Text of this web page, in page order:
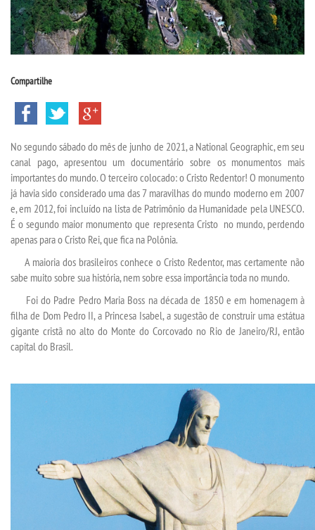
TECNOLÓGICOS
INSCREVA-SE
SEGUNDA GRADUAÇÃO
MATRÍCULA
PUBLICAÇÕES
CERTIFICADOS
Compartilhe
No segundo sábado do mês de junho de 2021, a National Geographic, em seu
canal pago, apresentou um documentário sobre os monumentos mais
importantes do mundo. O terceiro colocado: o Cristo Redentor! O monumento
já havia sido considerado uma das 7 maravilhas do mundo moderno em 2007
e, em 2012, foi incluído na lista de Patrimônio da Humanidade pela UNESCO.
É o segundo maior monumento que representa Cristo no mundo, perdendo
apenas para o Cristo Rei, que fica na Polônia.
A maioria dos brasileiros conhece o Cristo Redentor, mas certamente não
sabe muito sobre sua história, nem sobre essa importância toda no mundo.
Foi do Padre Pedro Maria Boss na década de 1850 e em homenagem à
filha de Dom Pedro II, a Princesa Isabel, a sugestão de construir uma estátua
gigante cristã no alto do Monte do Corcovado no Rio de Janeiro/RJ, então
capital do Brasil.